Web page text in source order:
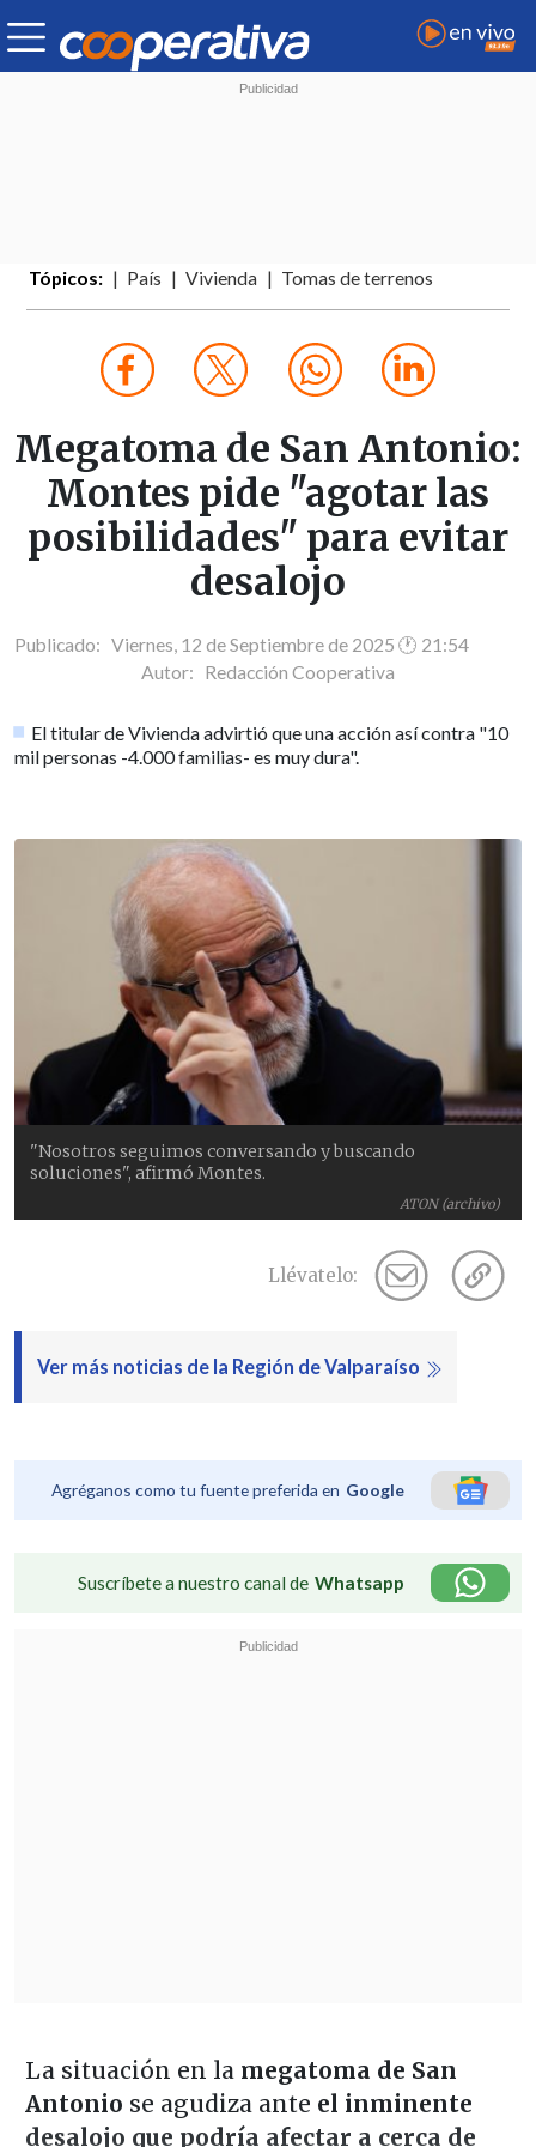
Tópicos: País Vivienda Tomas de terrenos
Megatoma de San Antonio:
Montes pide "agotar las
posibilidades" para evitar
desalojo
Publicado: Viernes, 12 de Septiembre de 2025 🕐 21:54
Autor: Redacción Cooperativa
El titular de Vivienda advirtió que una acción así contra "10
mil personas -4.000 familias- es muy dura".
ATON (archivo)
"Nosotros seguimos conversando y buscando
soluciones", afirmó Montes.
Llévatelo:
Ver más noticias de la Región de Valparaíso
Agréganos como tu fuente preferida en Google
Suscríbete a nuestro canal de Whatsapp
La situación en la megatoma de San
Antonio se agudiza ante el inminente
desalojo que podría afectar a cerca de